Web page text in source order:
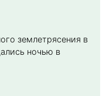
землетрясения в
ночью в